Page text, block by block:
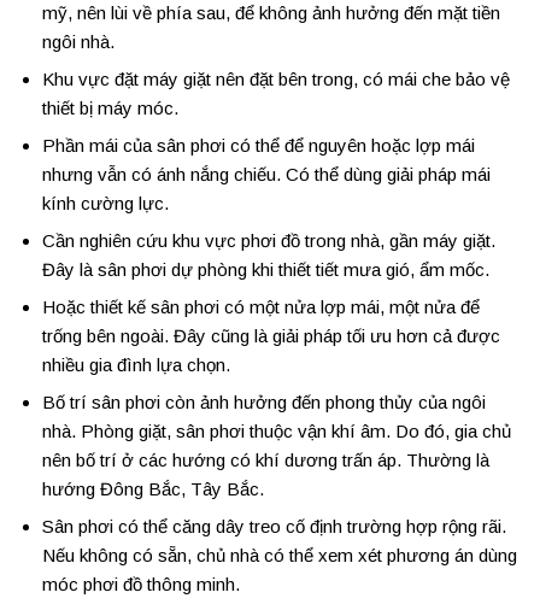
mỹ, nên lùi về phía sau, để không ảnh hưởng đến mặt tiền
ngôi nhà.
Khu vực đặt máy giặt nên đặt bên trong, có mái che bảo vệ
thiết bị máy móc.
Phần mái của sân phơi có thể để nguyên hoặc lợp mái
nhưng vẫn có ánh nắng chiếu. Có thể dùng giải pháp mái
kính cường lực.
Cần nghiên cứu khu vực phơi đồ trong nhà, gần máy giặt.
Đây là sân phơi dự phòng khi thiết tiết mưa gió, ẩm mốc.
Hoặc thiết kế sân phơi có một nửa lợp mái, một nửa để
trống bên ngoài. Đây cũng là giải pháp tối ưu hơn cả được
nhiều gia đình lựa chọn.
Bố trí sân phơi còn ảnh hưởng đến phong thủy của ngôi
nhà. Phòng giặt, sân phơi thuộc vận khí âm. Do đó, gia chủ
nên bố trí ở các hướng có khí dương trấn áp. Thường là
hướng Đông Bắc, Tây Bắc.
Sân phơi có thể căng dây treo cố định trường hợp rộng rãi.
Nếu không có sẵn, chủ nhà có thể xem xét phương án dùng
móc phơi đồ thông minh.